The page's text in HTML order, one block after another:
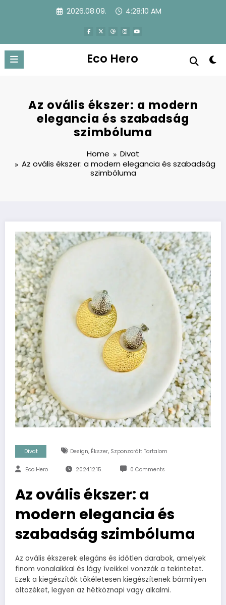
2026.08.09. 4:28:11 AM
Eco Hero
Az ovális ékszer: a modern
elegancia és szabadság
szimbóluma
Home
Divat
Az ovális ékszer: a modern elegancia és szabadság
szimbóluma
Divat Design, Ékszer, Szponzorált Tartalom
Eco Hero 2024.12.15. 0 Comments
Az ovális ékszer: a
modern elegancia és
szabadság szimbóluma
Az ovális ékszerek elegáns és időtlen darabok, amelyek
finom vonalaikkal és lágy íveikkel vonzzák a tekintetet.
Ezek a kiegészítők tökéletesen kiegészítenek bármilyen
öltözéket, legyen az hétköznapi vagy alkalmi.